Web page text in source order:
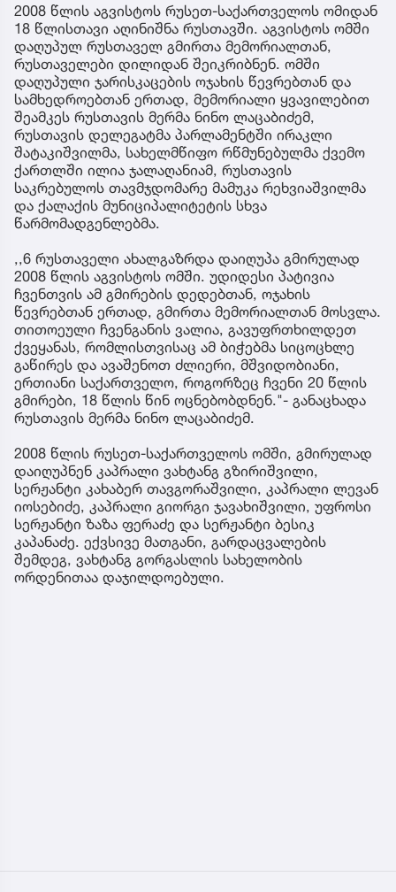
2008 წლის აგვისტოს რუსეთ-საქართველოს ომიდან
18 წლისთავი აღინიშნა რუსთავში. აგვისტოს ომში
დაღუპულ რუსთაველ გმირთა მემორიალთან,
რუსთაველები დილიდან შეიკრიბნენ. ომში
დაღუპული ჯარისკაცების ოჯახის წევრებთან და
სამხედროებთან ერთად, მემორიალი ყვავილებით
შეამკეს რუსთავის მერმა ნინო ლაცაბიძემ,
რუსთავის დელეგატმა პარლამენტში ირაკლი
შატაკიშვილმა, სახელმწიფო რწმუნებულმა ქვემო
ქართლში ილია ჯალაღანიამ, რუსთავის
საკრებულოს თავმჯდომარე მამუკა რეხვიაშვილმა
და ქალაქის მუნიციპალიტეტის სხვა
წარმომადგენლებმა.
,,6 რუსთაველი ახალგაზრდა დაიღუპა გმირულად
2008 წლის აგვისტოს ომში. უდიდესი პატივია
ჩვენთვის ამ გმირების დედებთან, ოჯახის
წევრებთან ერთად, გმირთა მემორიალთან მოსვლა.
თითოეული ჩვენგანის ვალია, გავუფრთხილდეთ
ქვეყანას, რომლისთვისაც ამ ბიჭებმა სიცოცხლე
გაწირეს და ავაშენოთ ძლიერი, მშვიდობიანი,
ერთიანი საქართველო, როგორზეც ჩვენი 20 წლის
გმირები, 18 წლის წინ ოცნებობდნენ."- განაცხადა
რუსთავის მერმა ნინო ლაცაბიძემ.
2008 წლის რუსეთ-საქართველოს ომში, გმირულად
დაიღუპნენ კაპრალი ვახტანგ გზირიშვილი,
სერჟანტი კახაბერ თავგორაშვილი, კაპრალი ლევან
იოსებიძე, კაპრალი გიორგი ჯავახიშვილი, უფროსი
სერჟანტი ზაზა ფერაძე და სერჟანტი ბესიკ
კაპანაძე. ექვსივე მათგანი, გარდაცვალების
შემდეგ, ვახტანგ გორგასლის სახელობის
ორდენითაა დაჯილდოებული.